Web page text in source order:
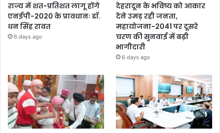
राज्य में शत-प्रतिशत लागू होंगे
एनईपी-2020 के प्रावधानः डाॅ.
धन सिंह रावत
6 days ago
देहरादून के भविष्य को आकार
देने उमड़ रही जनता,
महायोजना-2041 पर दूसरे
चरण की सुनवाई में बढ़ी
भागीदारी
6 days ago